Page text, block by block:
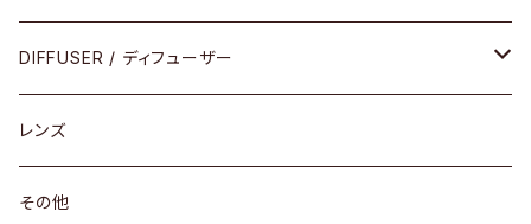
コンビ
30cm×30cm
18cm×13cm
DIFFUSER / ディフューザー
グラスコード
メガネケース
レンズ
その他